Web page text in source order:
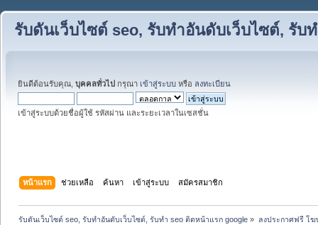
รับดันเว็บไซต์ seo, รับทำอันดับเว็บไซต์, รับ
ยินดีต้อนรับคุณ, บุคคลทั่วไป กรุณา เข้าสู่ระบบ หรือ ลงทะเบียน
เข้าสู่ระบบด้วยชื่อผู้ใช้ รหัสผ่าน และระยะเวลาในเซสชั่น
หน้าแรก ช่วยเหลือ ค้นหา เข้าสู่ระบบ สมัครสมาชิก
รับดันเว็บไซต์ seo, รับทำอันดับเว็บไซต์, รับทำ seo ติดหน้าแรก google » ลงประกาศฟรี โ